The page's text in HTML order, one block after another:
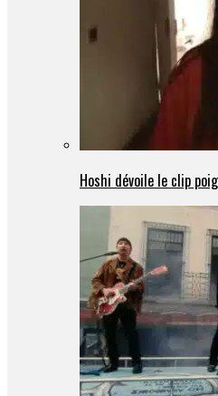
Hoshi dévoile le clip